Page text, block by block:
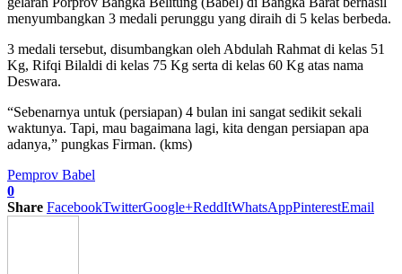
menyumbangkan 3 medali perunggu yang diraih di 5 kelas berbeda.
3 medali tersebut, disumbangkan oleh Abdulah Rahmat di kelas 51
Kg, Rifqi Bilaldi di kelas 75 Kg serta di kelas 60 Kg atas nama
Deswara.
“Sebenarnya untuk (persiapan) 4 bulan ini sangat sedikit sekali
waktunya. Tapi, mau bagaimana lagi, kita dengan persiapan apa
adanya,” pungkas Firman. (kms)
Pemprov Babel
0
Share FacebookTwitterGoogle+ReddItWhatsAppPinterestEmail